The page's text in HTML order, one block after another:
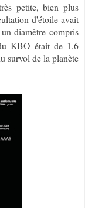
petite, bien plus
d'étoile avait
diamètre compris
KBO était de 1,6
survol de la planète